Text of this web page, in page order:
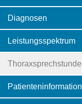
Diagnosen
Leistungsspektrum
Thoraxsprechstunde
Patienteninformation